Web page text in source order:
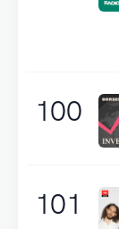
100
101